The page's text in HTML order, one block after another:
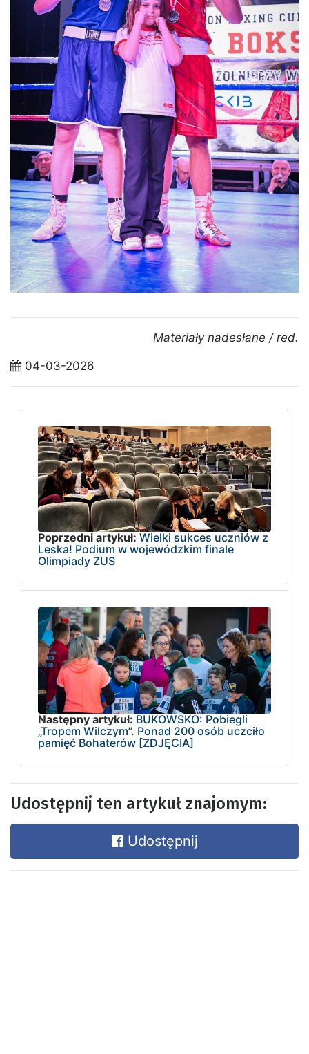
Materiały nadesłane / red.
04-03-2026
Poprzedni artykuł: Wielki sukces uczniów z
Leska! Podium w wojewódzkim finale
Olimpiady ZUS
Następny artykuł: BUKOWSKO: Pobiegli
„Tropem Wilczym”. Ponad 200 osób uczciło
pamięć Bohaterów [ZDJĘCIA]
Udostępnij ten artykuł znajomym:
Udostępnij